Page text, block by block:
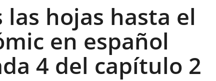
las hojas hasta el
en español
4 del capítulo 2